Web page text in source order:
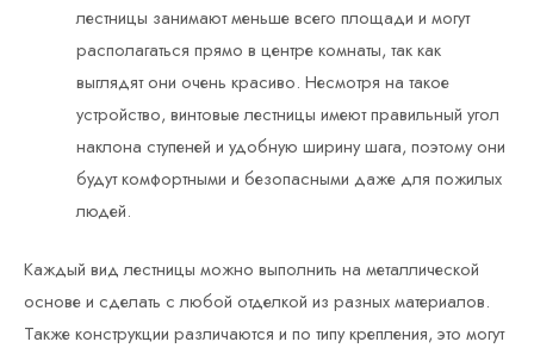
лестницы занимают меньше всего площади и могут
располагаться прямо в центре комнаты, так как
выглядят они очень красиво. Несмотря на такое
устройство, винтовые лестницы имеют правильный угол
наклона ступеней и удобную ширину шага, поэтому они
будут комфортными и безопасными даже для пожилых
людей.
Каждый вид лестницы можно выполнить на металлической
основе и сделать с любой отделкой из разных материалов.
Также конструкции различаются и по типу крепления, это могут